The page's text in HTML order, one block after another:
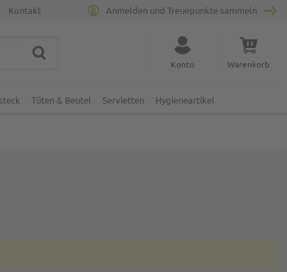
Kontakt Anmelden und Treuepunkte sammeln
Suche schließen
SUCHE Konto Warenkorb
Tüten & Beutel Servietten Hygieneartikel